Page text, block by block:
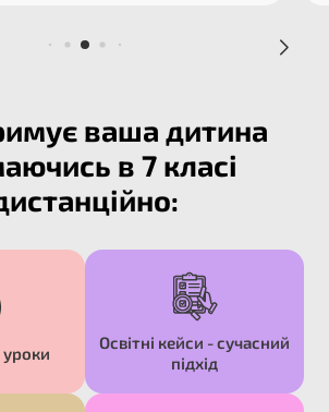
ваша дитина
в 7 класі
Освітні кейси - сучасний
підхід​